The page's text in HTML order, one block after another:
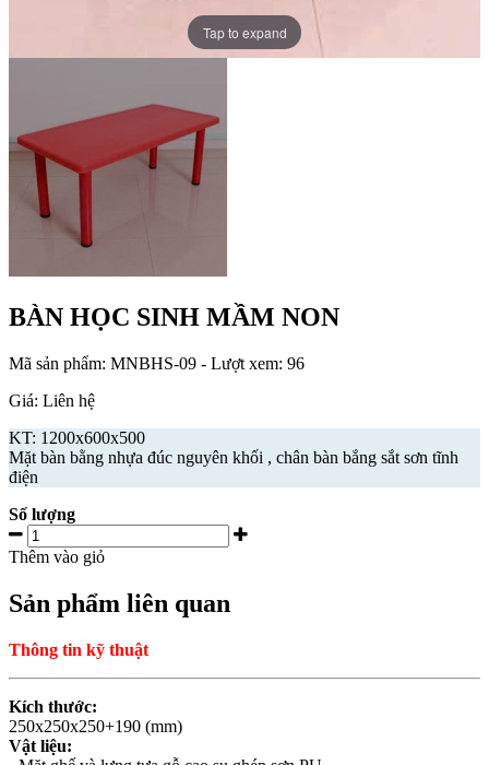
Tap to expand
BÀN HỌC SINH MẦM NON
Mã sản phẩm: MNBHS-09 - Lượt xem: 96
Giá: Liên hệ
KT: 1200x600x500
Mặt bàn bằng nhựa đúc nguyên khối , chân bàn bắng sắt sơn tĩnh
điện
Số lượng
Thêm vào giỏ
Sản phẩm liên quan
Thông tin kỹ thuật
Kích thước:
250x250x250+190 (mm)
Vật liệu: